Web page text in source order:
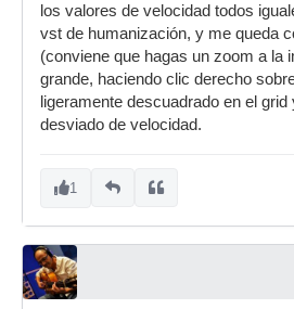
los valores de velocidad todos
vst de humanización, y me queda
(conviene que hagas un zoom a la
grande, haciendo clic derecho
ligeramente descuadrado en el grid
desviado de velocidad.
1